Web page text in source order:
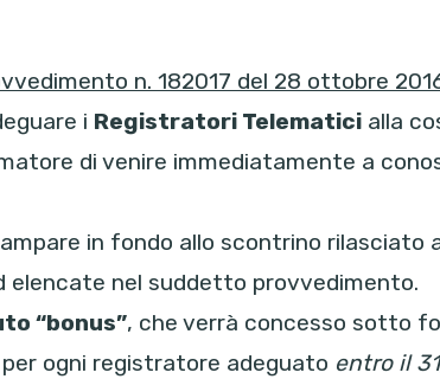
n. 182017 del 28 ottobre
i Registratori Telematici alla
di venire immediatamente a
in fondo allo scontrino rilasciato
elencate nel suddetto provvedimento.
“bonus”, che verrà concesso sotto
ogni registratore adeguato entro il